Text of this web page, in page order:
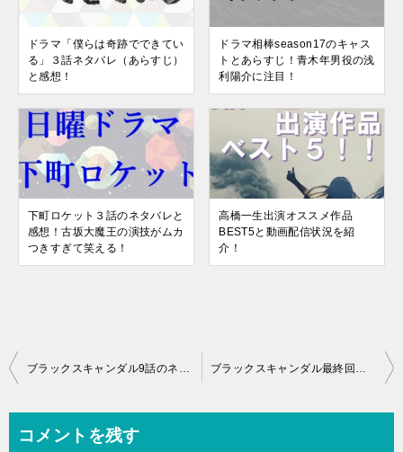
ドラマ「僕らは奇跡でできてい
る」３話ネタバレ（あらすじ）
と感想！
ドラマ相棒season17のキャス
トとあらすじ！青木年男役の浅
利陽介に注目！
下町ロケット３話のネタバレと
感想！古坂大魔王の演技がムカ
つきすぎて笑える！
高橋一生出演オススメ作品
BEST5と動画配信状況を紹
介！
投
ブラックスキャンダル9話のネタバレと感想！最終回はサイコパスクズヤへ復讐！ ブラックスキャンダル最終回ネタバレと感想！オリジナル動画「エピソードゼロ」はこちら！
コメントを残す